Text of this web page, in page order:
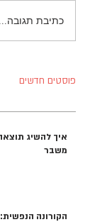
פוסטים חדשים
כתיבת תגובה...
איך להשיג
משבר
הקורונה